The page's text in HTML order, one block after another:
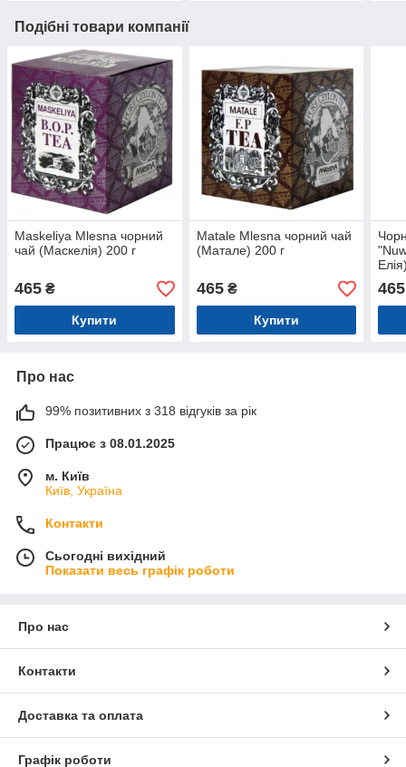
Подібні товари компанії
Maskeliya Mlesna чорний
чай (Маскелія) 200 г
465 ₴
Купити
Matale Mlesna чорний чай
(Матале) 200 г
465₴
Купити
465
Про нас
99% позитивних з 318 відгуків за рік
Працює з 08.01.2025
м. Київ
Київ, Україна
Контакти
Сьогодні вихідний
Показати весь графік роботи
Про нас
Контакти
Доставка та оплата
Графік роботи